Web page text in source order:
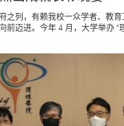
之列，有赖我校一众学者、教
前迈进。今年 4 月，大学举办 “